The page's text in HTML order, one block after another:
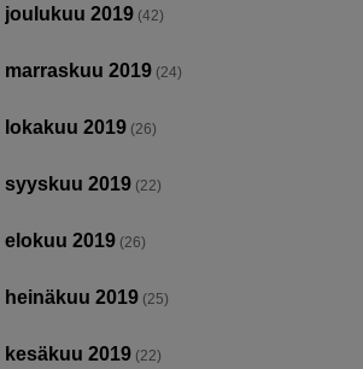
joulukuu 2019 (42)
marraskuu 2019 (24)
lokakuu 2019 (26)
syyskuu 2019 (22)
elokuu 2019 (26)
heinäkuu 2019 (25)
kesäkuu 2019 (22)